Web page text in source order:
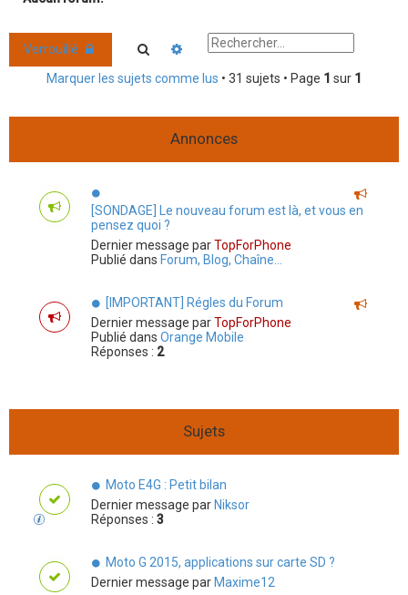
Verrouillé RechercherRecherche avancée
Marquer les sujets comme lus • 31 sujets • Page 1 sur 1
Annonces
[SONDAGE] Le nouveau forum est là, et vous en
pensez quoi ?
Dernier message parTopForPhone
Publié dans Forum, Blog, Chaîne...
[IMPORTANT] Régles du Forum
Dernier message parTopForPhone
Publié dans Orange Mobile
Réponses : 2
Sujets
Moto E4G : Petit bilan
Dernier message parNiksor
Réponses : 3
Moto G 2015, applications sur carte SD ?
Dernier message parMaxime12